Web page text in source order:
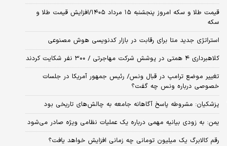
قیمت طلا و سکه امروز پنجشنبه ۱۵ مرداد ۱۴۰۵/افزایش قیمت طلا و
سکه
استراتژی جدید متا برای رقابت در بازار کدنویسی هوش مصنوعی
کلاهبرداری ۴ همتی در پوشش شرکت مهاجرتی / ۳۰۰ نفر شکایت کردند
تغییر موضع ترامپ در قبال ونس/ رئیس جمهور آمریکا در جلسات
خصوصی درباره ونس چه گفت؟
پزشکیان: مشروطه پاسخ آگاهانه جامعه به چالش‌های تاریخی بود
یمن: به زودی بیانیه مهمی درباره یک عملیات نظامی ویژه صادر می‌شود
رقم کالابرگ یک میلیون تومانی چه زمانی افزایش خواهد یافت؟